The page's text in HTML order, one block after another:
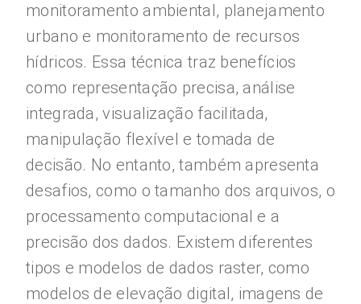
monitoramento ambiental, planejamento
urbano e monitoramento de recursos
hídricos. Essa técnica traz benefícios
como representação precisa, análise
integrada, visualização facilitada,
manipulação flexível e tomada de
decisão. No entanto, também apresenta
desafios, como o tamanho dos arquivos, o
processamento computacional e a
precisão dos dados. Existem diferentes
tipos e modelos de dados raster, como
modelos de elevação digital, imagens de